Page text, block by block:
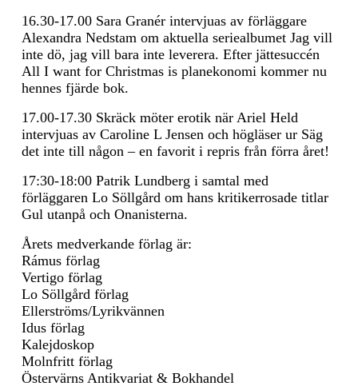
16.30-17.00 Sara Granér intervjuas av förläggare
Alexandra Nedstam om aktuella seriealbumet Jag vill
inte dö, jag vill bara inte leverera. Efter jättesuccén
All I want for Christmas is planekonomi kommer nu
hennes fjärde bok.
17.00-17.30 Skräck möter erotik när Ariel Held
intervjuas av Caroline L Jensen och högläser ur Säg
det inte till någon – en favorit i repris från förra året!
17:30-18:00 Patrik Lundberg i samtal med
förläggaren Lo Söllgård om hans kritikerrosade titlar
Gul utanpå och Onanisterna.
Årets medverkande förlag är:
Rámus förlag
Vertigo förlag
Lo Söllgård förlag
Ellerströms/Lyrikvännen
Idus förlag
Kalejdoskop
Molnfritt förlag
Östervärns Antikvariat & Bokhandel